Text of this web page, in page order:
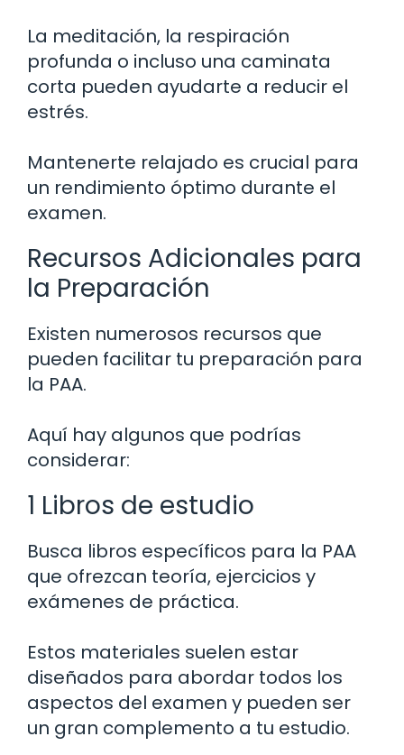
La meditación, la respiración
profunda o incluso una caminata
corta pueden ayudarte a reducir el
estrés.
Mantenerte relajado es crucial para
un rendimiento óptimo durante el
examen.
Recursos Adicionales para
la Preparación
Existen numerosos recursos que
pueden facilitar tu preparación para
la PAA.
Aquí hay algunos que podrías
considerar:
1 Libros de estudio
Busca libros específicos para la PAA
que ofrezcan teoría, ejercicios y
exámenes de práctica.
Estos materiales suelen estar
diseñados para abordar todos los
aspectos del examen y pueden ser
un gran complemento a tu estudio.